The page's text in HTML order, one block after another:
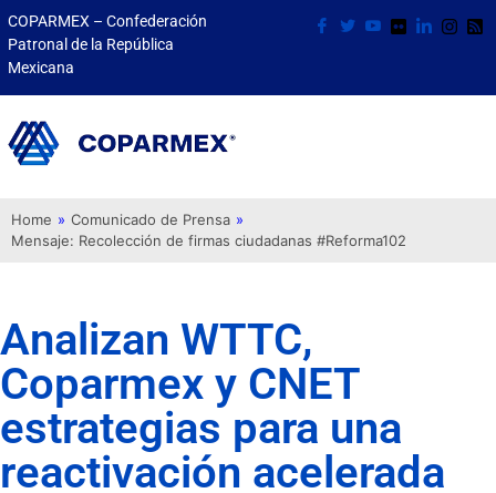
COPARMEX – Confederación
Patronal de la República
Mexicana
Home » Comunicado de Prensa »
Mensaje: Recolección de firmas ciudadanas #Reforma102
Analizan WTTC,
Coparmex y CNET
estrategias para una
reactivación acelerada